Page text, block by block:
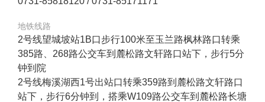
地铁线路
2号线望城坡站1B口步行100米至玉兰路枫林路口转乘
385路、268路公交车到麓松路文轩路口站下，步行5分
钟到院
2号线梅溪湖西1号出站口转乘359路到麓松路文轩路口
站下，步行6分钟到，搭乘W109路公交车到麓松路长塘